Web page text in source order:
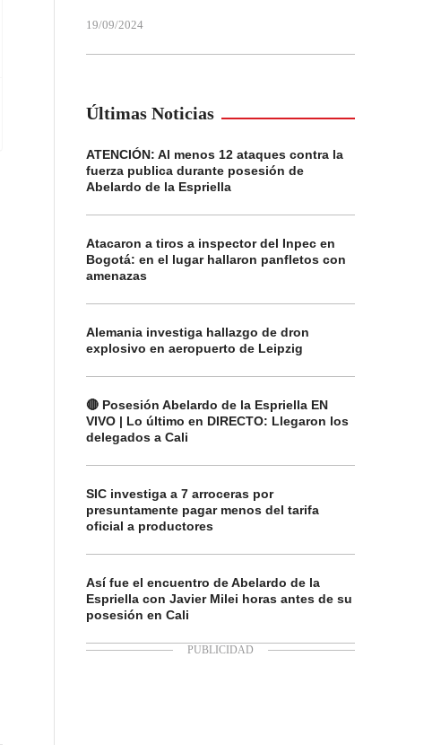
19/09/2024
Últimas Noticias
ATENCIÓN: Al menos 12 ataques contra la
fuerza publica durante posesión de
Abelardo de la Espriella
Atacaron a tiros a inspector del Inpec en
Bogotá: en el lugar hallaron panfletos con
amenazas
Alemania investiga hallazgo de dron
explosivo en aeropuerto de Leipzig
🔴 Posesión Abelardo de la Espriella EN
VIVO | Lo último en DIRECTO: Llegaron los
delegados a Cali
SIC investiga a 7 arroceras por
presuntamente pagar menos del tarifa
oficial a productores
Así fue el encuentro de Abelardo de la
Espriella con Javier Milei horas antes de su
posesión en Cali